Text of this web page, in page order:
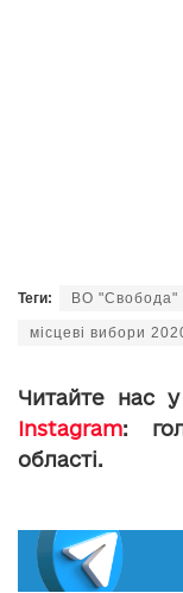
Теги: ВО "Свобода"
місцеві вибори
Читайте нас у
Instagram:
області.